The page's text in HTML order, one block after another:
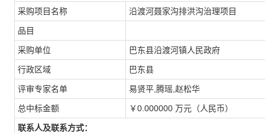
采购项目名称 沿渡河聂家沟排洪沟治理项目
品目
采购单位 巴东县沿渡河镇人民政府
行政区域 巴东县
评审专家名单 易贤平,腾瑶,赵松华
总中标金额 ￥0.000000 万元（人民币）
联系人及联系方式：